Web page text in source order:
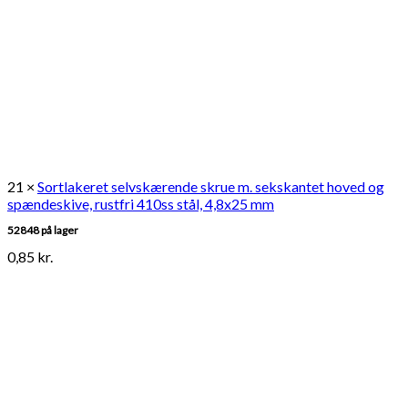
21 × Sortlakeret selvskærende skrue m. sekskantet hoved og
spændeskive, rustfri 410ss stål, 4,8x25 mm
52848 på lager
0,85 kr.